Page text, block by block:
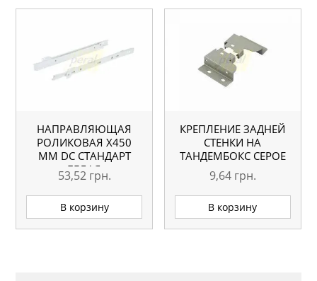
НАПРАВЛЯЮЩАЯ
РОЛИКОВАЯ X450
ММ DC СТАНДАРТ
БЕЛАЯ
53,52 грн.
В корзину
КРЕПЛЕНИЕ ЗАДНЕЙ
СТЕНКИ НА
ТАНДЕМБОКС СЕРОЕ
9,64 грн.
В корзину